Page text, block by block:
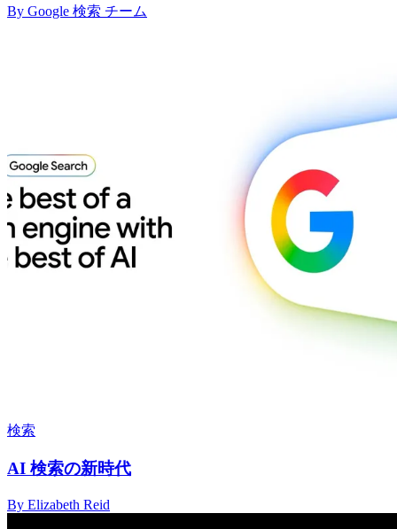
By Google 検索 チーム
検索
AI 検索の新時代
By Elizabeth Reid